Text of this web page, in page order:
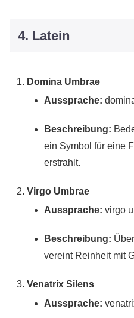
4. Latein
Domina Umbrae
Aussprache:
Beschreibung:
ein Symbol für eine
erstrahlt.
Virgo Umbrae
Aussprache: virgo
Beschreibung:
vereint Reinheit mit
Venatrix Silens
Aussprache: